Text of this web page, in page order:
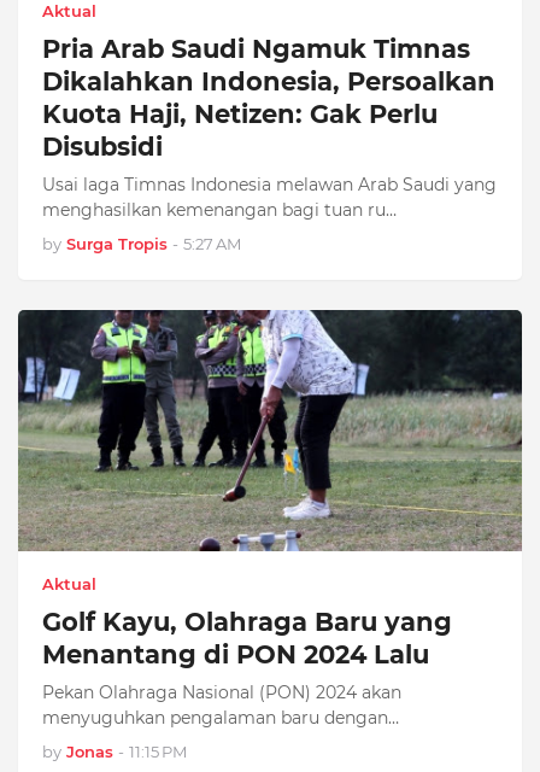
Aktual
Pria Arab Saudi Ngamuk Timnas
Dikalahkan Indonesia, Persoalkan
Kuota Haji, Netizen: Gak Perlu
Disubsidi
Usai laga Timnas Indonesia melawan Arab Saudi yang
menghasilkan kemenangan bagi tuan ru…
by Surga Tropis - 5:27 AM
Aktual
Golf Kayu, Olahraga Baru yang
Menantang di PON 2024 Lalu
Pekan Olahraga Nasional (PON) 2024 akan
menyuguhkan pengalaman baru dengan
penyelenggar…
by Jonas - 11:15 PM